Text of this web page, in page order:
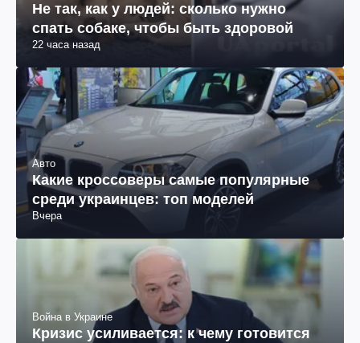
Не так, как у людей: сколько нужно
спать собаке, чтобы быть здоровой
22 часа назад
Авто
Какие кроссоверы самые популярные
среди украинцев: топ моделей
Вчера
Война в Украине
Кризис усиливается: к чему готовится